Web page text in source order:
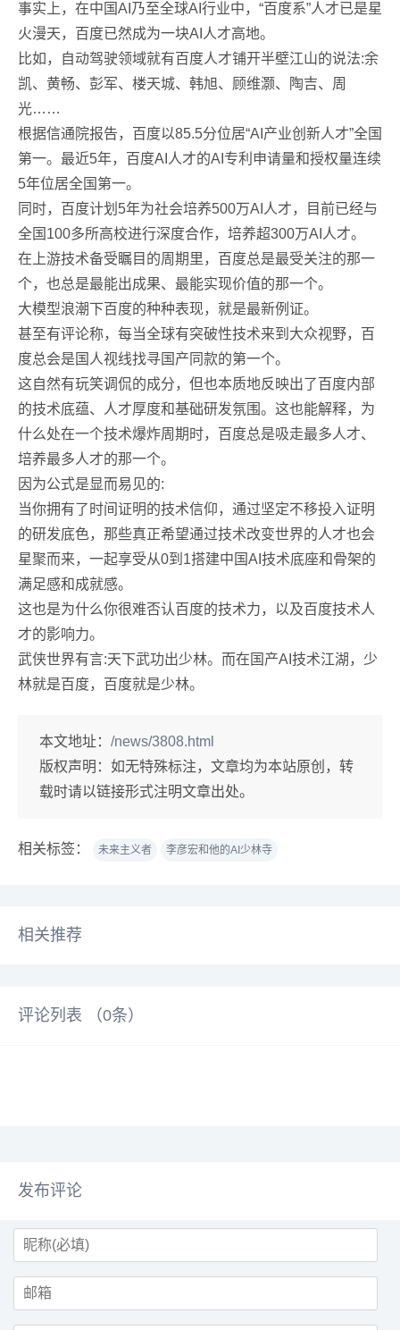
事实上，在中国AI乃至全球AI行业中，“百度系”人才已是星
火漫天，百度已然成为一块AI人才高地。
比如，自动驾驶领域就有百度人才铺开半壁江山的说法:余
凯、黄畅、彭军、楼天城、韩旭、顾维灏、陶吉、周
光……
根据信通院报告，百度以85.5分位居“AI产业创新人才”全国
第一。最近5年，百度AI人才的AI专利申请量和授权量连续
5年位居全国第一。
同时，百度计划5年为社会培养500万AI人才，目前已经与
全国100多所高校进行深度合作，培养超300万AI人才。
在上游技术备受瞩目的周期里，百度总是最受关注的那一
个，也总是最能出成果、最能实现价值的那一个。
大模型浪潮下百度的种种表现，就是最新例证。
甚至有评论称，每当全球有突破性技术来到大众视野，百
度总会是国人视线找寻国产同款的第一个。
这自然有玩笑调侃的成分，但也本质地反映出了百度内部
的技术底蕴、人才厚度和基础研发氛围。这也能解释，为
什么处在一个技术爆炸周期时，百度总是吸走最多人才、
培养最多人才的那一个。
因为公式是显而易见的:
当你拥有了时间证明的技术信仰，通过坚定不移投入证明
的研发底色，那些真正希望通过技术改变世界的人才也会
星聚而来，一起享受从0到1搭建中国AI技术底座和骨架的
满足感和成就感。
这也是为什么你很难否认百度的技术力，以及百度技术人
才的影响力。
武侠世界有言:天下武功出少林。而在国产AI技术江湖，少
林就是百度，百度就是少林。
本文地址： /news/3808.html
版权声明： 如无特殊标注，文章均为本站原创，转
载时请以链接形式注明文章出处。
相关标签： 未来主义者 李彦宏和他的AI少林寺
相关推荐
评论列表 （0条）
发布评论